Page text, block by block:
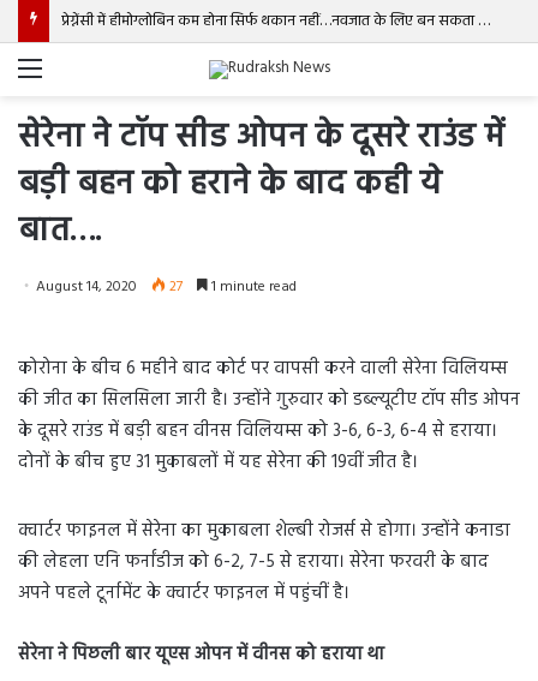
प्रेग्नेंसी में हीमोग्लोबिन कम होना सिर्फ थकान नहीं…नवजात के लिए बन सकता है बड़ा खतरा!
Menu
सेरेना ने टॉप सीड ओपन के दूसरे राउंड में
बड़ी बहन को हराने के बाद कही ये
बात….
August 14, 2020 27 1 minute read
कोरोना के बीच 6 महीने बाद कोर्ट पर वापसी करने वाली सेरेना विलियम्स
की जीत का सिलसिला जारी है। उन्होंने गुरुवार को डब्ल्यूटीए टॉप सीड ओपन
के दूसरे राउंड में बड़ी बहन वीनस विलियम्स को 3-6, 6-3, 6-4 से हराया।
दोनों के बीच हुए 31 मुकाबलों में यह सेरेना की 19वीं जीत है।
क्वार्टर फाइनल में सेरेना का मुकाबला शेल्बी रोजर्स से होगा। उन्होंने कनाडा
की लेहला एनि फर्नांडीज को 6-2, 7-5 से हराया। सेरेना फरवरी के बाद
अपने पहले टूर्नामेंट के क्वार्टर फाइनल में पहुंचीं है।
सेरेना ने पिछली बार यूएस ओपन में वीनस को हराया था